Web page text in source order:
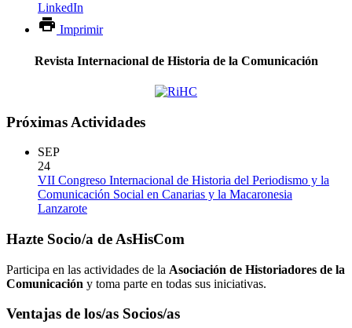
LinkedIn
Imprimir
Revista Internacional de Historia de la Comunicación
Próximas Actividades
SEP
24
VII Congreso Internacional de Historia del Periodismo y la
Comunicación Social en Canarias y la Macaronesia
Lanzarote
Hazte Socio/a de AsHisCom
Participa en las actividades de la Asociación de Historiadores de la
Comunicación y toma parte en todas sus iniciativas.
Ventajas de los/as Socios/as